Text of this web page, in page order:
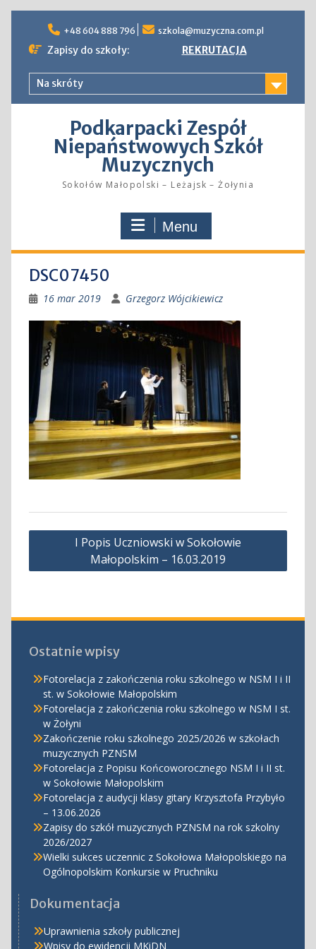
content
+48 604 888 796 szkola@muzyczna.com.pl
Zapisy do szkoły: REKRUTACJA
Na skróty
Podkarpacki Zespół
Niepaństwowych Szkół
Muzycznych
Sokołów Małopolski – Leżajsk – Żołynia
Menu
DSC07450
16 mar 2019 Grzegorz Wójcikiewicz
Nawigacja
I Popis Uczniowski w Sokołowie
Małopolskim – 16.03.2019
Ostatnie wpisy
Fotorelacja z zakończenia roku szkolnego w NSM I i II
st. w Sokołowie Małopolskim
Fotorelacja z zakończenia roku szkolnego w NSM I st.
w Żołyni
Zakończenie roku szkolnego 2025/2026 w szkołach
muzycznych PZNSM
Fotorelacja z Popisu Końcoworocznego NSM I i II st.
w Sokołowie Małopolskim
Fotorelacja z audycji klasy gitary Krzysztofa Przybyło
– 13.06.2026
Zapisy do szkół muzycznych PZNSM na rok szkolny
2026/2027
Wielki sukces uczennic z Sokołowa Małopolskiego na
Ogólnopolskim Konkursie w Pruchniku
Dokumentacja
Uprawnienia szkoły publicznej
Wpisy do ewidencji MKiDN